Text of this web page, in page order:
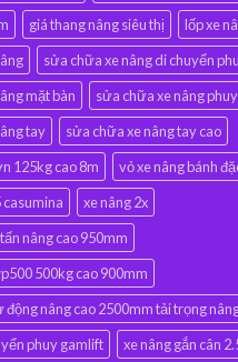
giá thang nâng siêu thị
lốp xe
sửa chữa xe nâng di chuyển
mặt bàn
sửa chữa xe nâng phuy
tay
sửa chữa xe nâng tay cao
125kg cao 8m
vỏ xe nâng bánh
casumina
xe nâng 2x
nâng cao 950mm
500kg cao 900mm
động nâng cao 2500mm tải trọng
phuy gamlift
xe nâng gắn cân